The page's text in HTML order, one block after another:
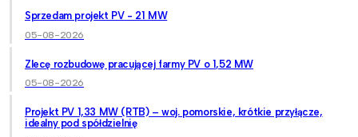
Sprzedam projekt PV - 21 MW
05-08-2026
Zlecę rozbudowę pracującej farmy PV o 1,52 MW
05-08-2026
Projekt PV 1,33 MW (RTB) – woj. pomorskie, krótkie przyłącze,
idealny pod spółdzielnię